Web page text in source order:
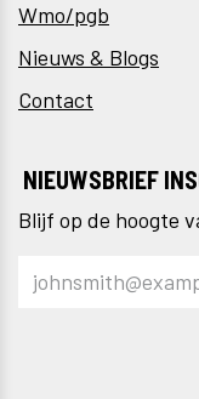
Wmo/pgb
Nieuws & Blogs
Contact
NIEUWSBRIEF
Blijf op de hoogte